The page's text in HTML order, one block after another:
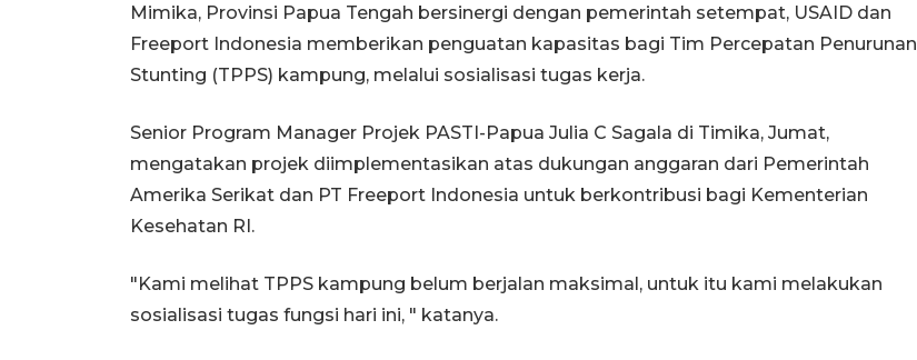
Mimika, Provinsi Papua Tengah bersinergi dengan pemerintah setempat, USAID dan
Freeport Indonesia memberikan penguatan kapasitas bagi Tim Percepatan Penurunan
Stunting (TPPS) kampung, melalui sosialisasi tugas kerja.
Senior Program Manager Projek PASTI-Papua Julia C Sagala di Timika, Jumat,
mengatakan projek diimplementasikan atas dukungan anggaran dari Pemerintah
Amerika Serikat dan PT Freeport Indonesia untuk berkontribusi bagi Kementerian
Kesehatan RI.
"Kami melihat TPPS kampung belum berjalan maksimal, untuk itu kami melakukan
sosialisasi tugas fungsi hari ini, " katanya.